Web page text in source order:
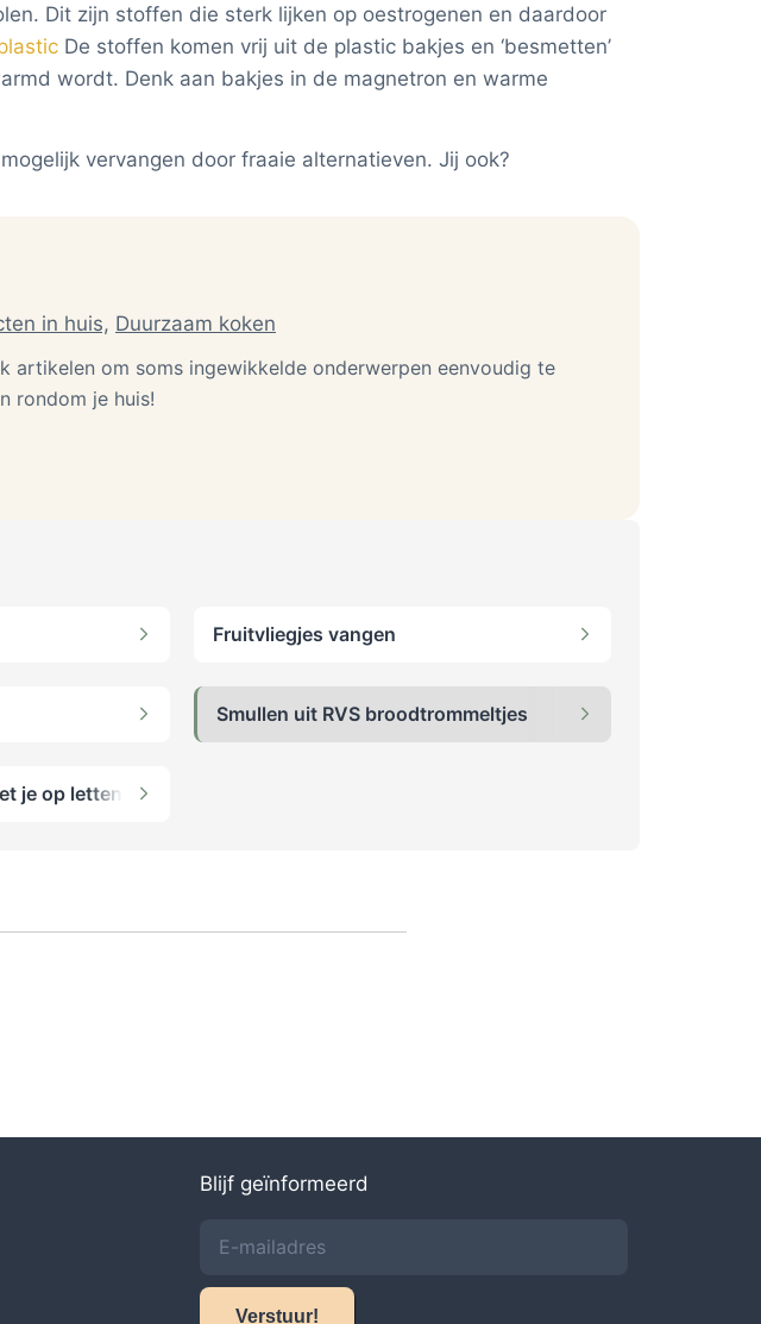
Dit zijn stoffen die sterk lijken op oestrogenen en daardoor
De stoffen komen vrij uit de plastic bakjes en ‘besmetten’
wordt. Denk aan bakjes in de magnetron en warme
vervangen door fraaie alternatieven. Jij ook?
in huis, Duurzaam koken
artikelen om soms ingewikkelde onderwerpen eenvoudig te
rondom je huis!
Fruitvliegjes vangen
Smullen uit RVS broodtrommeltjes
je op letten
Blijf geïnformeerd
Verstuur!